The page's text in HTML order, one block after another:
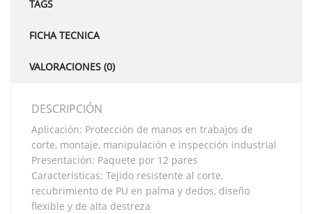
TAGS
FICHA TECNICA
VALORACIONES (0)
DESCRIPCIÓN
Aplicación: Protección de manos en trabajos de
corte, montaje, manipulación e inspección industrial
Presentación: Paquete por 12 pares
Características: Tejido resistente al corte,
recubrimiento de PU en palma y dedos, diseño
flexible y de alta destreza